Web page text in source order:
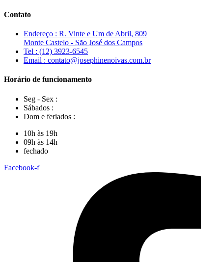
Contato
Endereço : R. Vinte e Um de Abril, 809
Monte Castelo - São José dos Campos
Tel : (12) 3923-6545
Email : contato@josephinenoivas.com.br
Horário de funcionamento
Seg - Sex :
Sábados :
Dom e feriados :
10h às 19h
09h às 14h
fechado
Facebook-f